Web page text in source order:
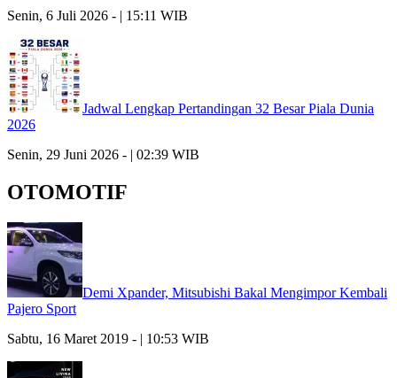
Senin, 6 Juli 2026 - | 15:11 WIB
Jadwal Lengkap Pertandingan 32 Besar Piala Dunia
2026
Senin, 29 Juni 2026 - | 02:39 WIB
OTOMOTIF
Demi Xpander, Mitsubishi Bakal Mengimpor Kembali
Pajero Sport
Sabtu, 16 Maret 2019 - | 10:53 WIB